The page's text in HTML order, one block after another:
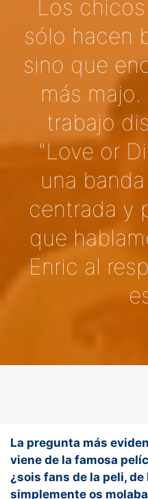
Los
sólo hacen
sino que
más
trabajo
"Love or
una
centrada y
que
Enric al
La pregunta más
viene de la famosa
¿sois fans de la peli, de
simplemente os